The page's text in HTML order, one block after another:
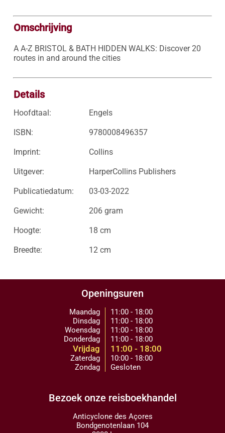
Omschrijving
A A-Z BRISTOL & BATH HIDDEN WALKS: Discover 20
routes in and around the cities
Details
Hoofdtaal: Engels
ISBN: 9780008496357
Imprint: Collins
Uitgever: HarperCollins Publishers
Publicatiedatum: 03-03-2022
Gewicht: 206 gram
Hoogte: 18 cm
Breedte: 12 cm
Openingsuren
Maandag
Dinsdag
Woensdag
Donderdag
Vrijdag
Zaterdag
Zondag
11:00 - 18:00
11:00 - 18:00
11:00 - 18:00
11:00 - 18:00
11:00 - 18:00
10:00 - 18:00
Gesloten
Bezoek onze reisboekhandel
Anticyclone des Açores
Bondgenotenlaan 104